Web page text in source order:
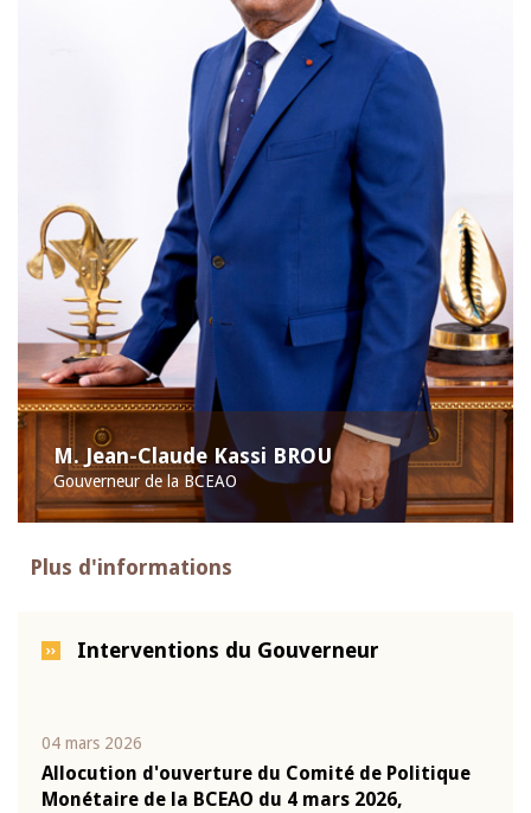
M. Jean-Claude Kassi BROU
Gouverneur de la BCEAO
Plus d'informations
Interventions du Gouverneur
04 mars 2026
Allocution d'ouverture du Comité de Politique
Monétaire de la BCEAO du 4 mars 2026,